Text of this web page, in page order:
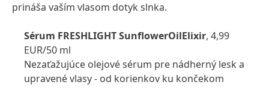
prináša vaším vlasom dotyk slnka.
Sérum FRESHLIGHT SunflowerOilElixir, 4,99
EUR/50 ml
Nezaťažujúce olejové sérum pre nádherný lesk a
upravené vlasy - od korienkov ku končekom